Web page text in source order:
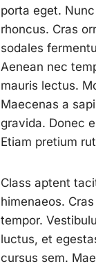
porta eget.
rhoncus. Cras
sodales
Aenean nec
mauris lectus.
Maecenas a
gravida. Donec
Etiam pretium
Class aptent
himenaeos.
tempor.
luctus, et
cursus sem.